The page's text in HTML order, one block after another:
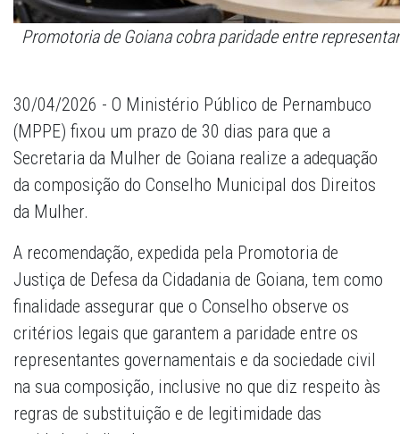
Promotoria de Goiana cobra paridade entre
30/04/2026 - O Ministério Público de Pernambuco
(MPPE) fixou um prazo de 30 dias para que a
Secretaria da Mulher de Goiana realize a adequação
da composição do Conselho Municipal dos Direitos
da Mulher.
A recomendação, expedida pela Promotoria de
Justiça de Defesa da Cidadania de Goiana, tem como
finalidade assegurar que o Conselho observe os
critérios legais que garantem a paridade entre os
representantes governamentais e da sociedade civil
na sua composição, inclusive no que diz respeito às
regras de substituição e de legitimidade das